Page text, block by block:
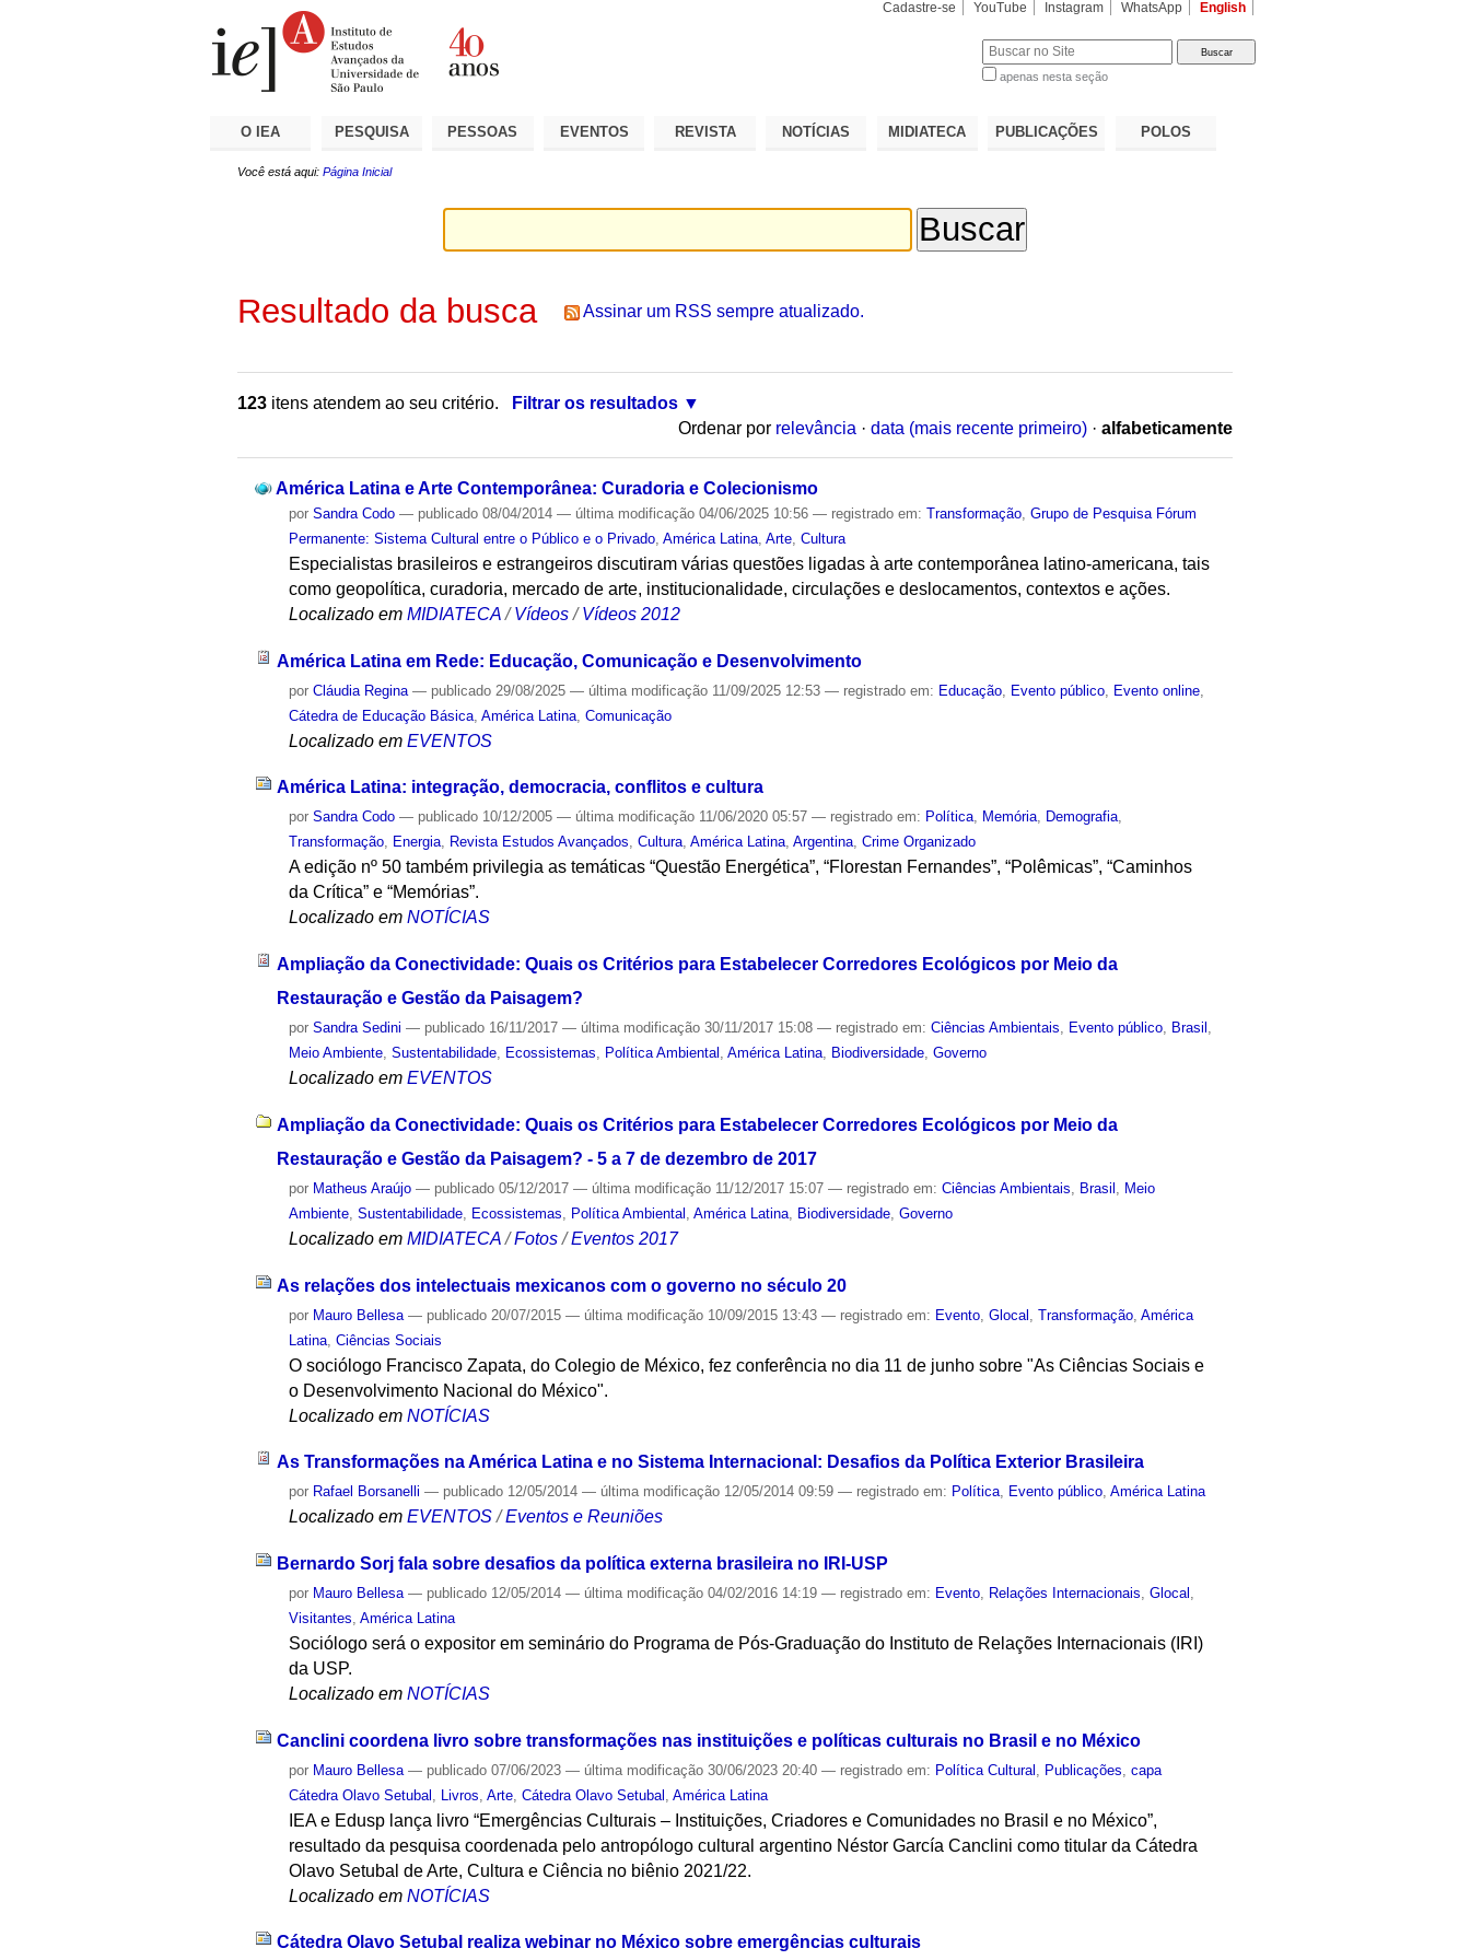
Cadastre-se YouTube Instagram WhatsApp English
apenas nesta seção
O IEA PESQUISA PESSOAS EVENTOS REVISTA NOTÍCIAS MIDIATECA PUBLICAÇÕES POLOS
Você está aqui: Página Inicial
Resultado da busca Assinar um RSS sempre atualizado.
123 itens atendem ao seu critério.
Filtrar os resultados
Ordenar por relevância · data (mais recente primeiro) · alfabeticamente
América Latina e Arte Contemporânea: Curadoria e Colecionismo
porSandra Codo — publicado 08/04/2014— última modificação 04/06/2025 10:56— registrado em:Transformação ,Grupo de Pesquisa Fórum
Permanente: Sistema Cultural entre o Público e o Privado ,América Latina ,Arte ,Cultura
Especialistas brasileiros e estrangeiros discutiram várias questões ligadas à arte contemporânea latino-americana, tais
como geopolítica, curadoria, mercado de arte, institucionalidade, circulações e deslocamentos, contextos e ações.
Localizado em MIDIATECA /Vídeos /Vídeos 2012
América Latina em Rede: Educação, Comunicação e Desenvolvimento
porCláudia Regina — publicado 29/08/2025— última modificação 11/09/2025 12:53— registrado em: Educação Evento público Evento online
Cátedra de Educação Básica ,América Latina ,Comunicação
Localizado em EVENTOS
América Latina: integração, democracia, conflitos e cultura
porSandra Codo — publicado 10/12/2005— última modificação 11/06/2020 05:57— registrado em: Política, Memória, Demografia,
Transformação, Energia, Revista Estudos Avançados,Cultura,América Latina,Argentina,Crime Organizado
A edição nº 50 também privilegia as temáticas “Questão Energética”, “Florestan Fernandes”, “Polêmicas”, “Caminhos
da Crítica” e “Memórias”.
Localizado em NOTÍCIAS
Ampliação da Conectividade: Quais os Critérios para Estabelecer Corredores Ecológicos por Meio da
Restauração e Gestão da Paisagem?
porSandra Sedini — publicado 16/11/2017— última modificação 30/11/2017 15:08— registrado em:Ciências Ambientais, Evento público, Brasil ,
Meio Ambiente,Sustentabilidade, Ecossistemas, Política Ambiental ,América Latina, Biodiversidade,Governo
Localizado em EVENTOS
Ampliação da Conectividade: Quais os Critérios para Estabelecer Corredores Ecológicos por Meio da
Restauração e Gestão da Paisagem? - 5 a 7 de dezembro de 2017
por Matheus Araújo — publicado 05/12/2017— última modificação 11/12/2017 15:07— registrado em:Ciências Ambientais Brasil
Meio
Ambiente ,Sustentabilidade Ecossistemas Política Ambiental ,América Latina Biodiversidade ,Governo
Localizado em MIDIATECA /Fotos /Eventos 2017
As relações dos intelectuais mexicanos com o governo no século 20
por Mauro Bellesa — publicado 20/07/2015— última modificação 10/09/2015 13:43— registrado em: Evento ,Glocal ,Transformação ,América
Latina ,Ciências Sociais
O sociólogo Francisco Zapata, do Colegio de México, fez conferência no dia 11 de junho sobre "As Ciências Sociais e
o Desenvolvimento Nacional do México".
Localizado em NOTÍCIAS
As Transformações na América Latina e no Sistema Internacional: Desafios da Política Exterior Brasileira
por Rafael Borsanelli — publicado 12/05/2014— última modificação 12/05/2014 09:59— registrado em: Política, Evento público,América Latina
Localizado em EVENTOS /Eventos e Reuniões
Bernardo Sorj fala sobre desafios da política externa brasileira no IRI-USP
por Mauro Bellesa — publicado 12/05/2014— última modificação 04/02/2016 14:19— registrado em: Evento Relações Internacionais ,Glocal
Visitantes ,América Latina
Sociólogo será o expositor em seminário do Programa de Pós-Graduação do Instituto de Relações Internacionais (IRI)
da USP.
Localizado em NOTÍCIAS
Canclini coordena livro sobre transformações nas instituições e políticas culturais no Brasil e no México
por Mauro Bellesa — publicado 07/06/2023— última modificação 30/06/2023 20:40— registrado em: Política Cultural Publicações ,capa
Cátedra Olavo Setubal
Livros ,Arte ,Cátedra Olavo Setubal ,América Latina
IEA e Edusp lança livro “Emergências Culturais – Instituições, Criadores e Comunidades no Brasil e no México”,
resultado da pesquisa coordenada pelo antropólogo cultural argentino Néstor García Canclini como titular da Cátedra
Olavo Setubal de Arte, Cultura e Ciência no biênio 2021/22.
Localizado em NOTÍCIAS
Cátedra Olavo Setubal realiza webinar no México sobre emergências culturais